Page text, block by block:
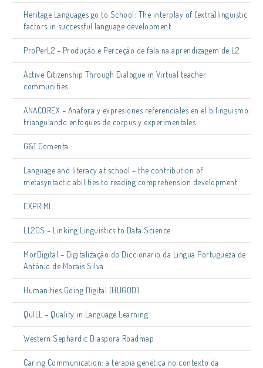
Heritage Languages go to School: The interplay of (extra)linguistic
factors in successful language development
ProPerL2 – Produção e Perceção de fala na aprendizagem de L2
Active Citizenship Through Dialogue in Virtual teacher
communities
ANACOREX – Anafora y expresiones referenciales en el bilinguismo:
triangulando enfoques de corpus y experimentales
G&T.Comenta
Language and literacy at school – the contribution of
metasyntactic abilities to reading comprehension development
EXPRIMI
LL2DS – Linking Linguistics to Data Science
MorDigital – Digitalização do Diccionario da Lingua Portugueza de
António de Morais Silva
Humanities Going Digital (HUGOD)
QuILL – Quality in Language Learning
Western Sephardic Diaspora Roadmap
Caring Communication: a terapia genética no contexto da